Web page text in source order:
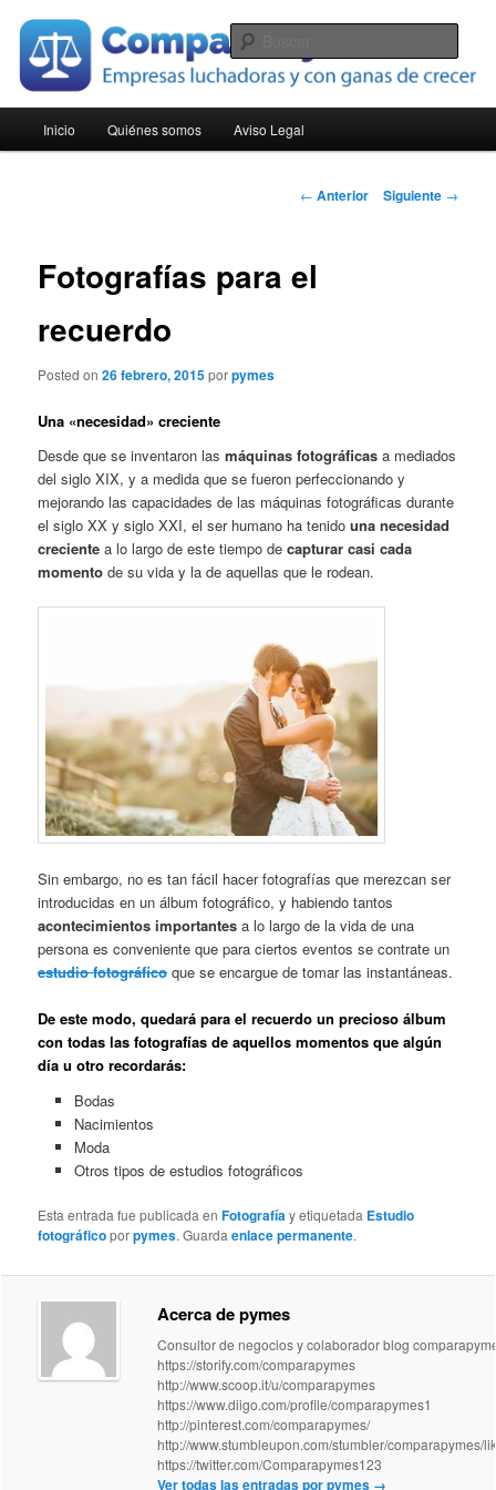
contenido
principalCompara Pymes
principal
Inicio Quiénes somos Aviso Legal
Navegación
← Anterior Siguiente →
Fotografías para el
recuerdo
Posted on26 febrero, 2015porpymes
Una «necesidad» creciente
Desde que se inventaron lasmáquinas fotográficas a mediados
del siglo XIX, y a medida que se fueron perfeccionando y
mejorando las capacidades de las máquinas fotográficas durante
el siglo XX y siglo XXI, el ser humano ha tenidouna necesidad
creciente a lo largo de este tiempo decapturar casi cada
momento de su vida y la de aquellas que le rodean.
Sin embargo, no es tan fácil hacer fotografías que merezcan ser
introducidas en un álbum fotográfico, y habiendo tantos
acontecimientos importantes a lo largo de la vida de una
persona es conveniente que para ciertos eventos se contrate un
estudio fotográfico que se encargue de tomar las instantáneas.
De este modo, quedará para el recuerdo un precioso álbum
con todas las fotografías de aquellos momentos que algún
día u otro recordarás:
Bodas
Nacimientos
Moda
Otros tipos de estudios fotográficos
Esta entrada fue publicada enFotografíay etiquetada Estudio
fotográficoporpymes. Guardaenlace permanente.
Acerca de pymes
Consultor de negocios y colaborador blog
https://storify.com/comparapymes
http://www.scoop.it/u/comparapymes
https://www.diigo.com/profile/comparapymes1
http://pinterest.com/comparapymes/
http://www.stumbleupon.com/stumbler/comparapymes/
https://twitter.com/Comparapymes123
Ver todas las entradas por pymes →